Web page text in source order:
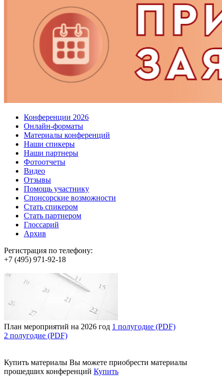
Конференции 2026
Онлайн-форматы
Материалы конференций
Наши спикеры
Наши партнеры
Фотоотчеты
Видео
Отзывы
Помощь участнику
Спонсорские возможности
Стать спикером
Стать партнером
Глоссарий
Архив
Регистрация по телефону:
+7 (495) 971-92-18
План мероприятий на 2026 год 1 полугодие (PDF)
2 полугодие (PDF)
Купить материалы Вы можете приобрести материалы
прошедших конференций Купить